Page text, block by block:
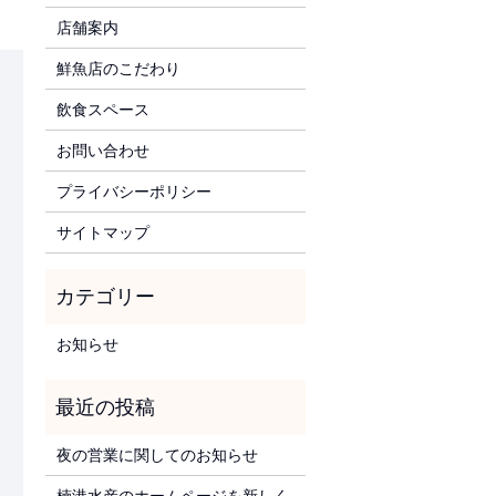
店舗案内
鮮魚店のこだわり
飲食スペース
お問い合わせ
プライバシーポリシー
サイトマップ
お知らせ
夜の営業に関してのお知らせ